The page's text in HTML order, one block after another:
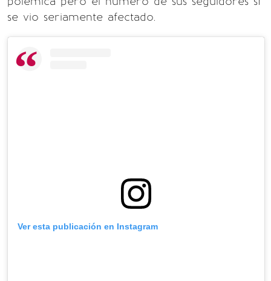
se vio seriamente afectado.
Ver esta publicación en Instagram